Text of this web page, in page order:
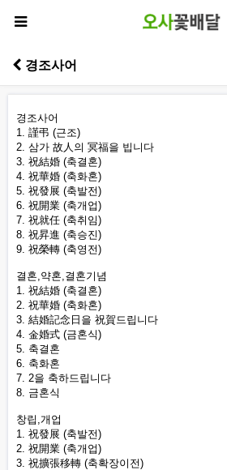
경조사어
경조사어
1. 謹弔 (근조)
2. 삼가 故人의 冥福을 빕니다
3. 祝結婚 (축결혼)
4. 祝華婚 (축화혼)
5. 祝發展 (축발전)
6. 祝開業 (축개업)
7. 祝就任 (축취임)
8. 祝昇進 (축승진)
9. 祝榮轉 (축영전)
결혼,약혼,결혼기념
1. 祝結婚 (축결혼)
2. 祝華婚 (축화혼)
3. 結婚記念日을 祝賀드립니다
4. 金婚式 (금혼식)
5. 축결혼
6. 축화혼
7. 2을 축하드립니다
8. 금혼식
창립,개업
1. 祝發展 (축발전)
2. 祝開業 (축개업)
3. 祝擴張移轉 (축확장이전)